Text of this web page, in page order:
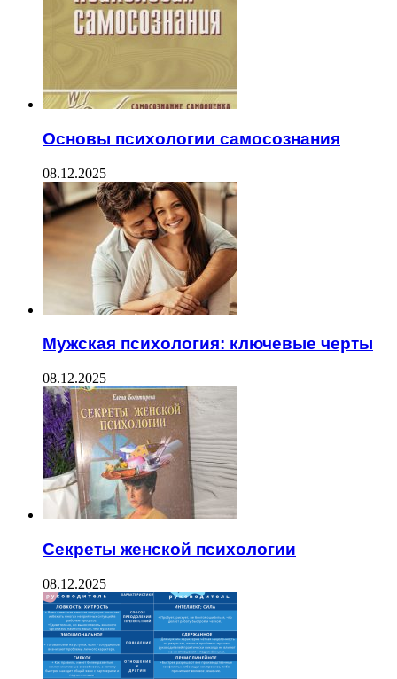
Основы психологии самосознания
08.12.2025
Мужская психология: ключевые черты
08.12.2025
Секреты женской психологии
08.12.2025